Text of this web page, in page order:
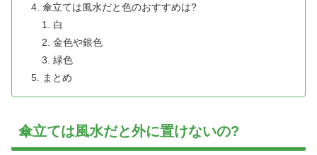
傘立ては風水だと色のおすすめは?
白
金色や銀色
緑色
まとめ
傘立ては風水だと外に置けないの?